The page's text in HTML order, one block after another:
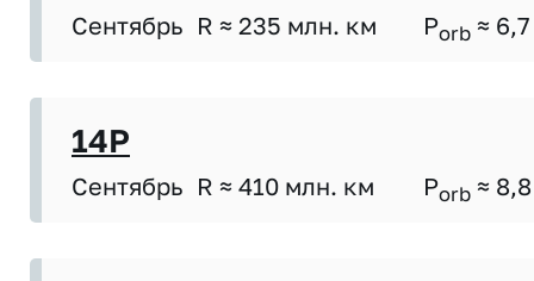
Сентябрь R ≈ 235 млн. км Porb ≈ 6,7
14P
Сентябрь R ≈ 410 млн. км Porb ≈ 8,8